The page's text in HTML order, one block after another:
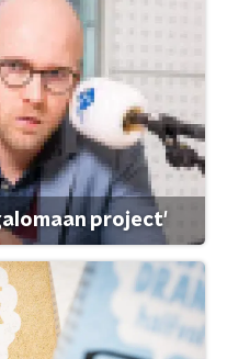
project'